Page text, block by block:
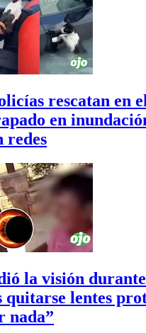
rescatan en
en
redes
la visión
quitarse lentes
nada”